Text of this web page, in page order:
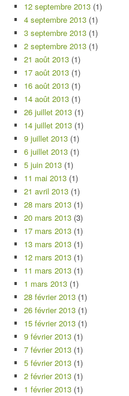
12 septembre 2013 (1)
4 septembre 2013 (1)
3 septembre 2013 (1)
2 septembre 2013 (1)
21 août 2013 (1)
17 août 2013 (1)
16 août 2013 (1)
14 août 2013 (1)
26 juillet 2013 (1)
14 juillet 2013 (1)
9 juillet 2013 (1)
6 juillet 2013 (1)
5 juin 2013 (1)
11 mai 2013 (1)
21 avril 2013 (1)
28 mars 2013 (1)
20 mars 2013 (3)
17 mars 2013 (1)
13 mars 2013 (1)
12 mars 2013 (1)
11 mars 2013 (1)
1 mars 2013 (1)
28 février 2013 (1)
26 février 2013 (1)
15 février 2013 (1)
9 février 2013 (1)
7 février 2013 (1)
5 février 2013 (1)
2 février 2013 (1)
1 février 2013 (1)